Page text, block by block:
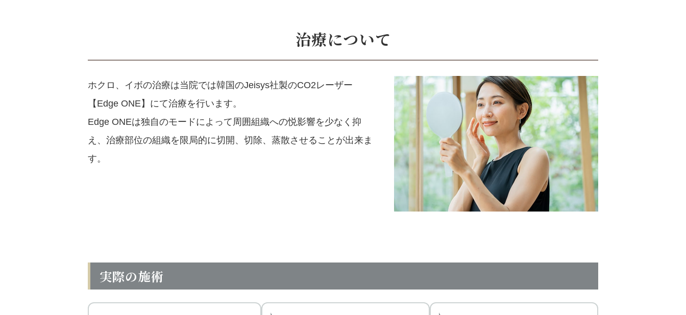
治療について
ホクロ、イボの治療は当院では韓国のJeisys社製のCO2レーザー
【Edge ONE】にて治療を行います。
Edge ONEは独自のモードによって周囲組織への悦影響を少なく抑
え、治療部位の組織を限局的に切開、切除、蒸散させることが出来ま
す。
実際の施術